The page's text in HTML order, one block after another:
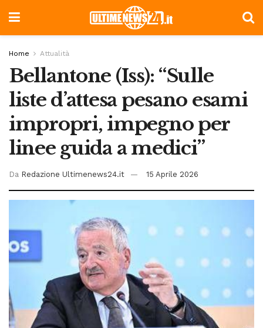
Home Attualità
Bellantone (Iss): “Sulle
liste d’attesa pesano esami
impropri, impegno per
linee guida a medici”
Da Redazione Ultimenews24.it 15 Aprile 2026